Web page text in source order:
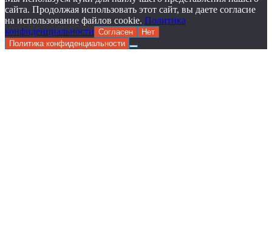
сайта. Продолжая использовать этот сайт, вы даете согласие
на использование файлов cookie. Политика
конфиденциальности Согласен
Нет
Политика конфиденциальности